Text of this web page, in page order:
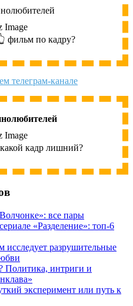
фильм по кадру?
телеграм-канале
кадр лишний?
все пары
«Разделение»: топ-6
исследует разрушительные
Политика, интриги и
эксперимент или путь к